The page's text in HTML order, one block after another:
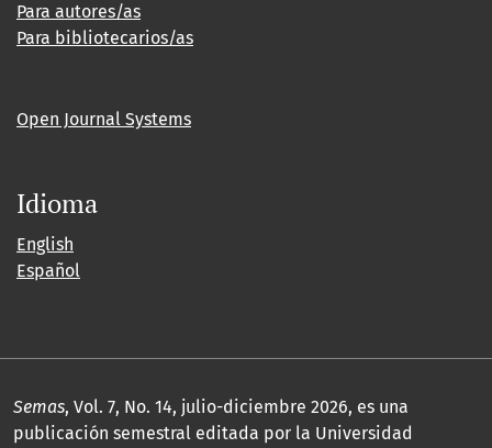
Para autores/as
Para bibliotecarios/as
Open Journal Systems
Idioma
English
Español
Semas, Vol. 7, No. 14, julio-diciembre 2026, es una
publicación semestral editada por la Universidad